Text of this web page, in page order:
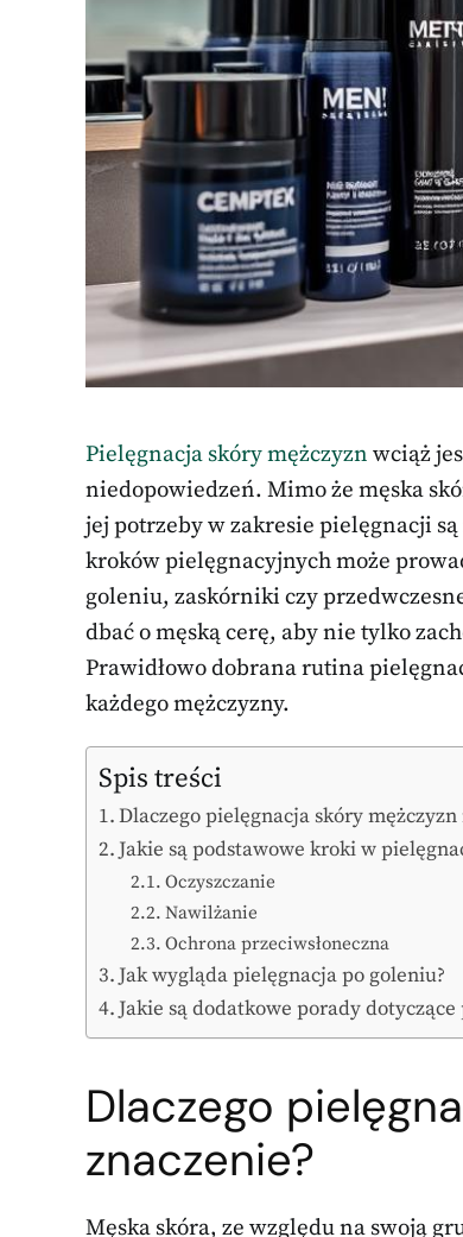
Pielęgnacja skóry mężczyzn wciąż
niedopowiedzeń. Mimo że męska
jej potrzeby w zakresie pielęgnacji
kroków pielęgnacyjnych może
goleniu, zaskórniki czy
dbać o męską cerę, aby nie tylko
Prawidłowo dobrana rutina
każdego mężczyzny.
Spis treści
Dlaczego pielęgnacja skóry mężczyzn
Jakie są podstawowe kroki w
Oczyszczanie
Nawilżanie
Ochrona przeciwsłoneczna
Jak wygląda pielęgnacja po goleniu?
Jakie są dodatkowe porady
Dlaczego
znaczenie?
Męska skóra, ze względu na swoją